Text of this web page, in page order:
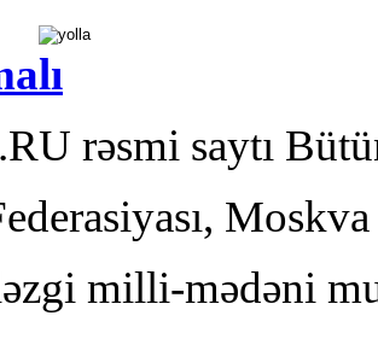
rəsmi saytı
milli-mədəni